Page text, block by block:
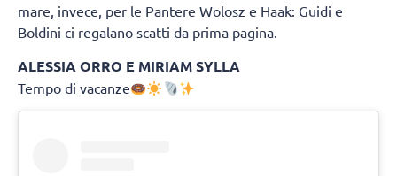
mare, invece, per le Pantere Wolosz e Haak: Guidi e
Boldini ci regalano scatti da prima pagina.
ALESSIA ORRO E MIRIAM SYLLA
Tempo di vacanze